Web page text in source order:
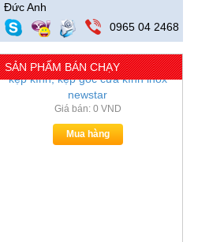
Đức Anh
0965 04 2468
SẢN PHẨM BÁN CHẠY
kẹp kính, kẹp góc cửa kính inox
newstar
Giá bán: 0 VND
Mua hàng